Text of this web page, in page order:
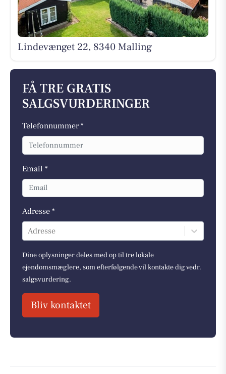
Lindevænget 22, 8340 Malling
FÅ TRE GRATIS
SALGSVURDERINGER
Telefonnummer *
Email *
Adresse *
Adresse
Dine oplysninger deles med op til tre lokale
ejendomsmæglere, som efterfølgende vil kontakte dig vedr.
salgsvurdering.
Bliv kontaktet